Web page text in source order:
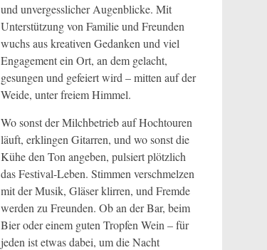
und unvergesslicher Augenblicke. Mit
Unterstützung von Familie und Freunden
wuchs aus kreativen Gedanken und viel
Engagement ein Ort, an dem gelacht,
gesungen und gefeiert wird – mitten auf der
Weide, unter freiem Himmel.
Wo sonst der Milchbetrieb auf Hochtouren
läuft, erklingen Gitarren, und wo sonst die
Kühe den Ton angeben, pulsiert plötzlich
das Festival-Leben. Stimmen verschmelzen
mit der Musik, Gläser klirren, und Fremde
werden zu Freunden. Ob an der Bar, beim
Bier oder einem guten Tropfen Wein – für
jeden ist etwas dabei, um die Nacht